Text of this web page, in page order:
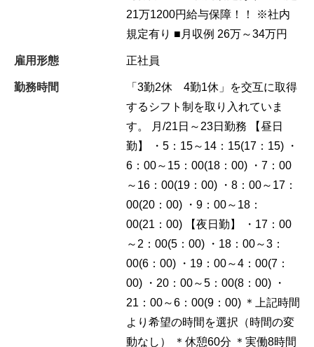
21万1200円給与保障！！ ※社内
規定有り ■月収例 26万～34万円
雇用形態 正社員
勤務時間
「3勤2休 4勤1休」を交互に取得
するシフト制を取り入れていま
す。 月/21日～23日勤務 【昼日
勤】 ・5：15～14：15(17：15) ・
6：00～15：00(18：00) ・7：00
～16：00(19：00) ・8：00～17：
00(20：00) ・9：00～18：
00(21：00) 【夜日勤】 ・17：00
～2：00(5：00) ・18：00～3：
00(6：00) ・19：00～4：00(7：
00) ・20：00～5：00(8：00) ・
21：00～6：00(9：00) ＊上記時間
より希望の時間を選択（時間の変
動なし） ＊休憩60分 ＊実働8時間